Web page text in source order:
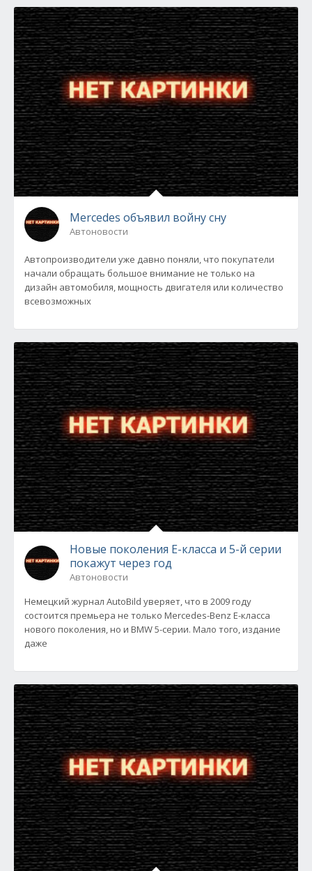
Mercedes объявил войну сну
Автоновости
Автопроизводители уже давно поняли, что покупатели
начали обращать большое внимание не только на
дизайн автомобиля, мощность двигателя или количество
всевозможных
Новые поколения Е-класса и 5-й серии
покажут через год
Автоновости
Немецкий журнал AutoBild уверяет, что в 2009 году
состоится премьера не только Mercedes-Benz E-класса
нового поколения, но и BMW 5-серии. Мало того, издание
даже